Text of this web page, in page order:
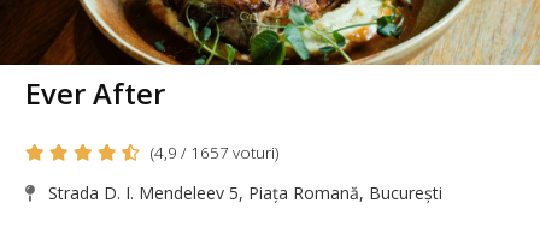
Ever After
(4,9 / 1657 voturi)
Strada D. I. Mendeleev 5, Piața Romană, București